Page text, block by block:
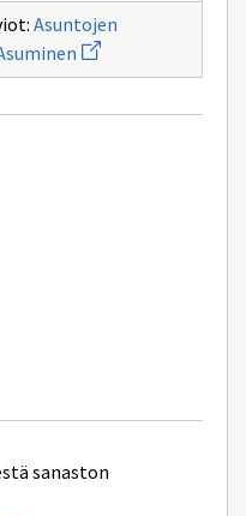
Asuntojen
Avaa
uuden
ikkunan
sanaston